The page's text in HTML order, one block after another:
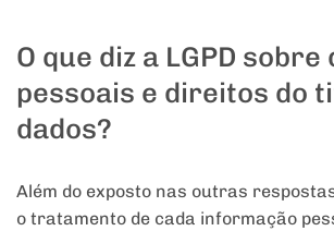
O que diz a LGPD sobre
pessoais e direitos do
dados?
Além do exposto nas outras
o tratamento de cada informação